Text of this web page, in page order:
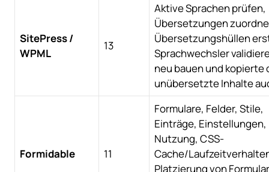
SitePress /
WPML
13
Aktive Sprachen prüfen,
Übersetzungen
Übersetzungshüllen
Sprachwechsler
neu bauen und kopierte
unübersetzte Inhalte
Formidable 11
Formulare, Felder, Stile,
Einträge, Einstellungen,
Nutzung, CSS-
Cache/
Platzierung von